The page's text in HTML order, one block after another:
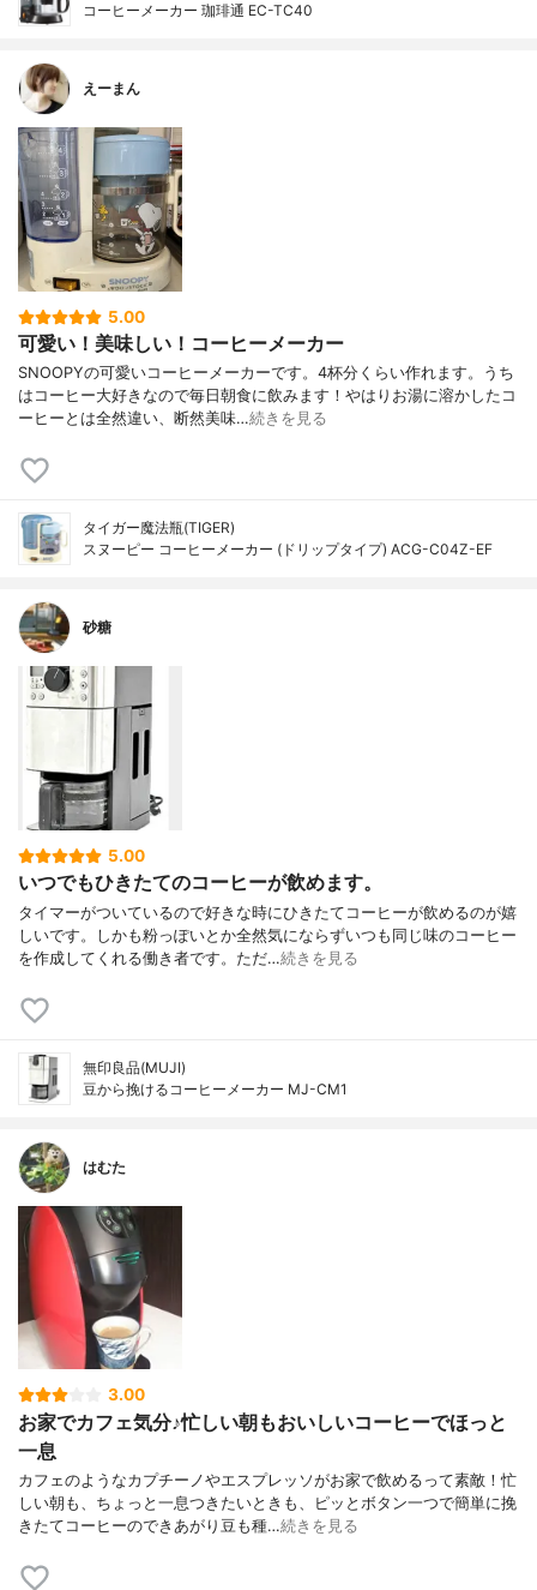
コーヒーメーカー 珈琲通 EC-TC40
えーまん
5.00
可愛い！美味しい！コーヒーメーカー
SNOOPYの可愛いコーヒーメーカーです。4杯分くらい作れます。うち
はコーヒー大好きなので毎日朝食に飲みます！やはりお湯に溶かしたコ
ーヒーとは全然違い、断然美味…続きを見る
タイガー魔法瓶(TIGER)
スヌーピー コーヒーメーカー (ドリップタイプ) ACG-C04Z-EF
砂糖
5.00
いつでもひきたてのコーヒーが飲めます。
タイマーがついているので好きな時にひきたてコーヒーが飲めるのが嬉
しいです。しかも粉っぽいとか全然気にならずいつも同じ味のコーヒー
を作成してくれる働き者です。ただ…続きを見る
無印良品(MUJI)
豆から挽けるコーヒーメーカー MJ-CM1
はむた
3.00
お家でカフェ気分♪忙しい朝もおいしいコーヒーでほっと
一息
カフェのようなカプチーノやエスプレッソがお家で飲めるって素敵！忙
しい朝も、ちょっと一息つきたいときも、ピッとボタン一つで簡単に挽
きたてコーヒーのできあがり豆も種…続きを見る